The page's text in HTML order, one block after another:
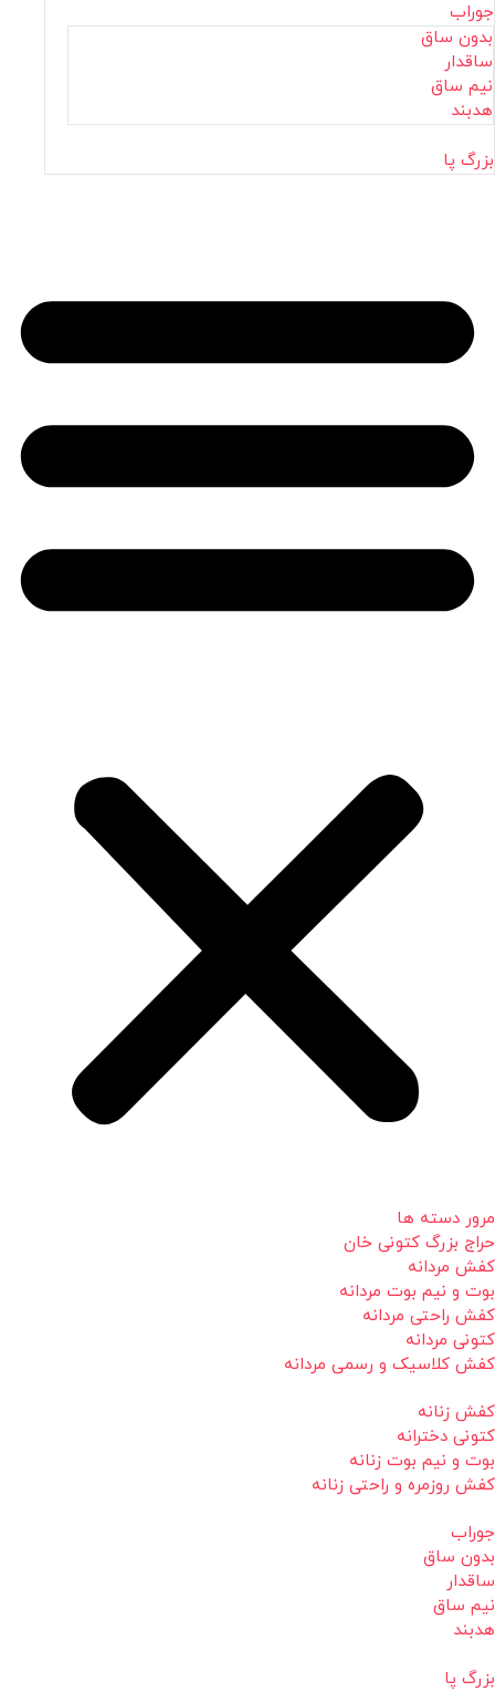
جوراب
بدون ساق
ساقدار
نیم ساق
هدبند
بزرگ پا
مرور دسته ها
حراج بزرگ کتونی خان
کفش مردانه
بوت و نیم بوت مردانه
کفش راحتی مردانه
کتونی مردانه
کفش کلاسیک و رسمی مردانه
کفش زنانه
کتونی دخترانه
بوت و نیم بوت زنانه
کفش روزمره و راحتی زنانه
جوراب
بدون ساق
ساقدار
نیم ساق
هدبند
بزرگ پا